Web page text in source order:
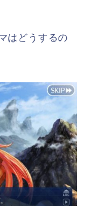
はどうするの